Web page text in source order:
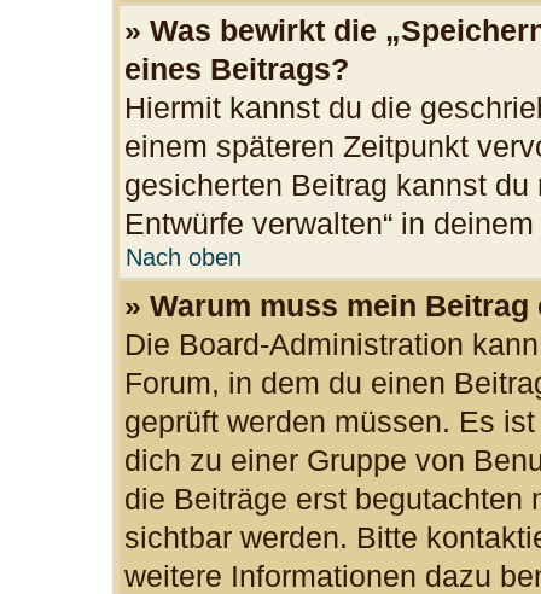
» Was bewirkt die
eines Beitrags?
Hiermit kannst du die
einem späteren Zeitpunkt
gesicherten Beitrag kannst du
Entwürfe verwalten“ in
Nach oben
» Warum muss mein
Die Board-Administration
Forum, in dem du einen
geprüft werden müssen. Es
dich zu einer Gruppe von
die Beiträge erst begutachten
sichtbar werden. Bitte
weitere Informationen dazu